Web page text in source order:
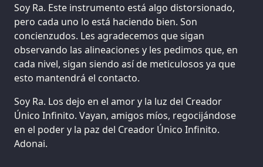
Soy Ra. Este instrumento está algo distorsionado,
pero cada uno lo está haciendo bien. Son
concienzudos. Les agradecemos que sigan
observando las alineaciones y les pedimos que, en
cada nivel, sigan siendo así de meticulosos ya que
esto mantendrá el contacto.
Soy Ra. Los dejo en el amor y la luz del Creador
Único Infinito. Vayan, amigos míos, regocijándose
en el poder y la paz del Creador Único Infinito.
Adonai.